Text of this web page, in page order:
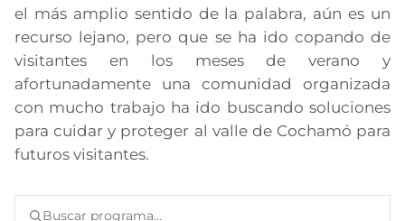
el más amplio sentido de la palabra, aún es un
recurso lejano, pero que se ha ido copando de
visitantes en los meses de verano y
afortunadamente una comunidad organizada
con mucho trabajo ha ido buscando soluciones
para cuidar y proteger al valle de Cochamó para
futuros visitantes.